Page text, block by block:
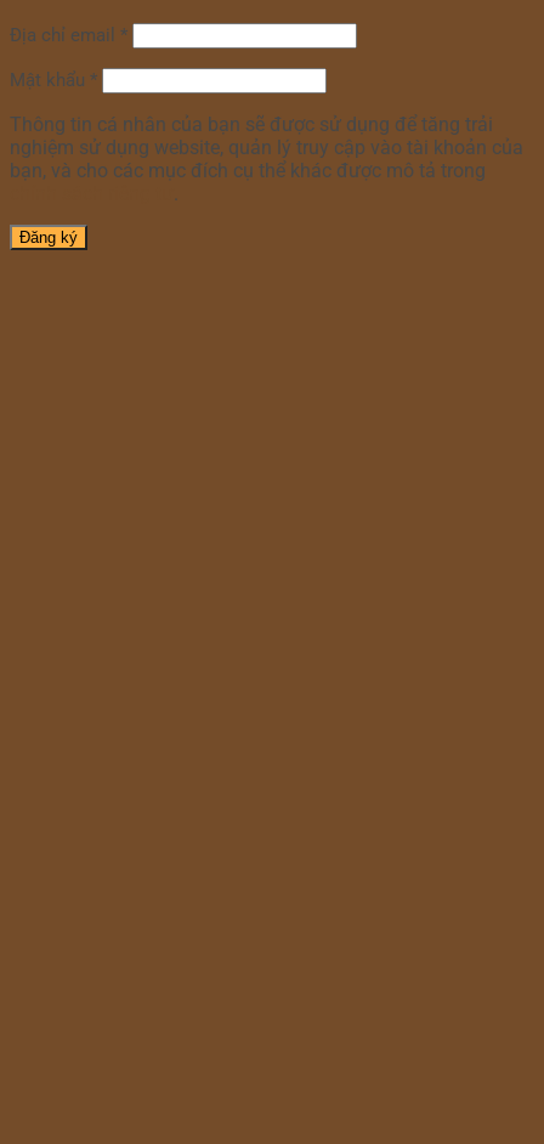
Địa chỉ email *
Mật khẩu *
Thông tin cá nhân của bạn sẽ được sử dụng để tăng trải
nghiệm sử dụng website, quản lý truy cập vào tài khoản của
bạn, và cho các mục đích cụ thể khác được mô tả trong
Đăng ký